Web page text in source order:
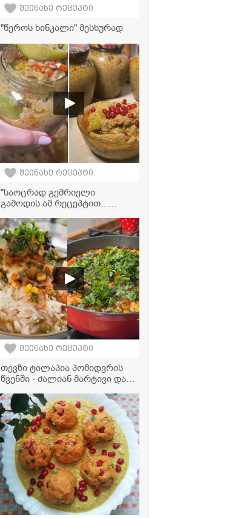
შეინახე რეცეპტი
"წეროს ხინკალი" მესხურად
შეინახე რეცეპტი
"საოცრად გემრიელი
გამოდის ამ რეცეპტით...
მკვახე პომიდვრის საცივი
ნიგვზით ზამთრისთვის
შეინახე რეცეპტი
თევზი ტილაპია პომიდვრის
წვენში - ძალიან მარტივი და
ყველას მოეწონება